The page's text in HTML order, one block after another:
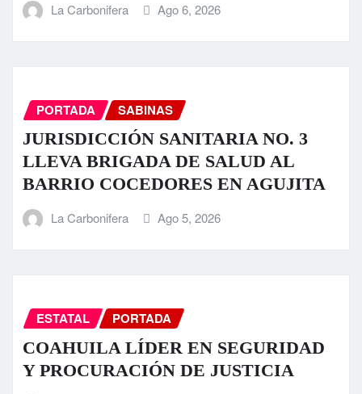
La Carbonifera Ago 6, 2026
PORTADA SABINAS
JURISDICCIÓN SANITARIA NO. 3
LLEVA BRIGADA DE SALUD AL
BARRIO COCEDORES EN AGUJITA
La Carbonifera Ago 5, 2026
ESTATAL PORTADA
COAHUILA LÍDER EN SEGURIDAD
Y PROCURACIÓN DE JUSTICIA